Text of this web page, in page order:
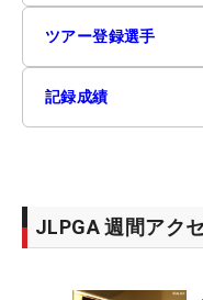
ツアー登録選手
記録成績
JLPGA 週間アク